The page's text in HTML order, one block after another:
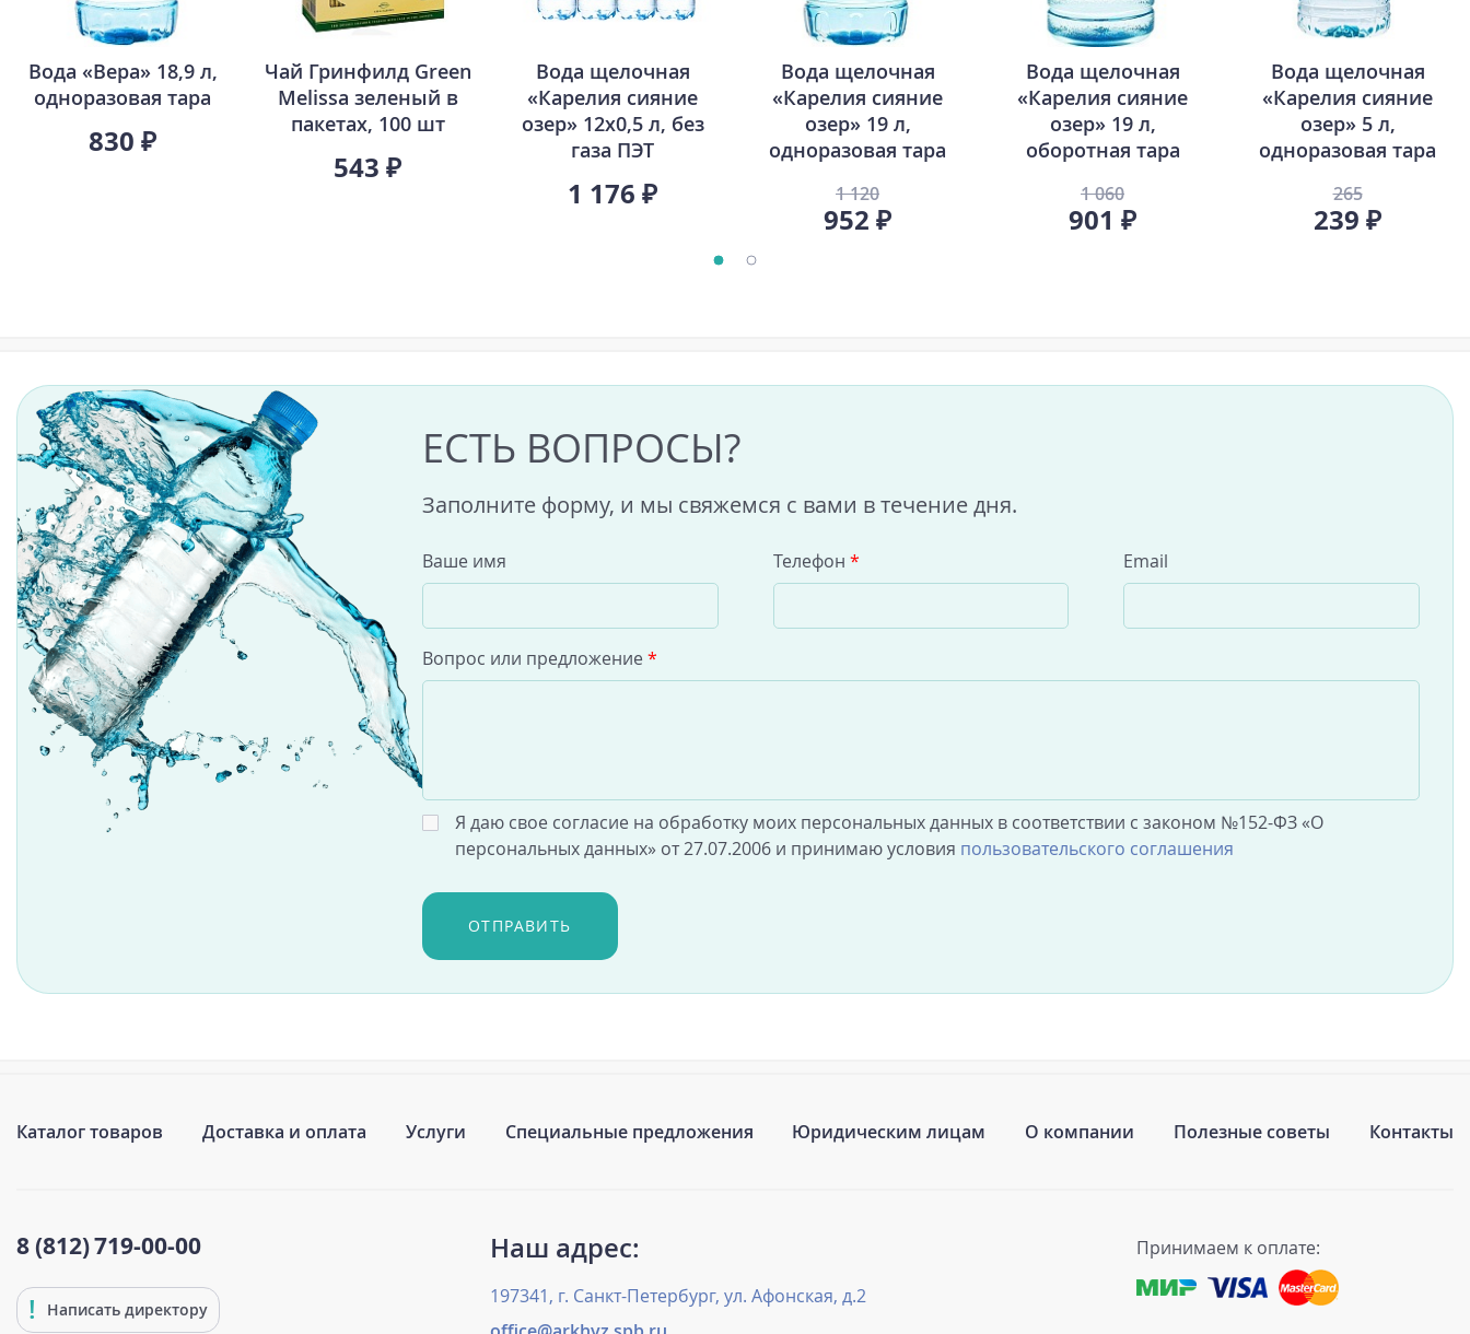
Вода «Вера» 18,9 л,
одноразовая тара
830 ₽
Чай Гринфилд Green
Melissa зеленый в
пакетах, 100 шт
543 ₽
Вода щелочная
«Карелия сияние
озер» 12х0,5 л, без
газа ПЭТ
1 176 ₽
Вода щелочная
«Карелия сияние
озер» 19 л,
одноразовая тара
1 120
952 ₽
Вода щелочная
«Карелия сияние
озер» 19 л,
оборотная тара
1 060
901 ₽
Вода щелочная
«Карелия сияние
озер» 5 л,
одноразовая тара
265
239 ₽
ЕСТЬ ВОПРОСЫ?
Заполните форму, и мы свяжемся с вами в течение дня.
Ваше имя Телефон * Email
Вопрос или предложение *
Я даю свое согласие на обработку моих персональных данных в соответствии с законом №152-ФЗ «О
персональных данных» от 27.07.2006 и принимаю условия пользовательского соглашения
ОТПРАВИТЬ
Каталог товаров Доставка и оплата Услуги Специальные предложения Юридическим лицам О компании Полезные советы Контакты
8 (812)719-00-00
Написать директору
Наш адрес:
197341, г. Санкт-Петербург, ул. Афонская, д.2
Принимаем к оплате: